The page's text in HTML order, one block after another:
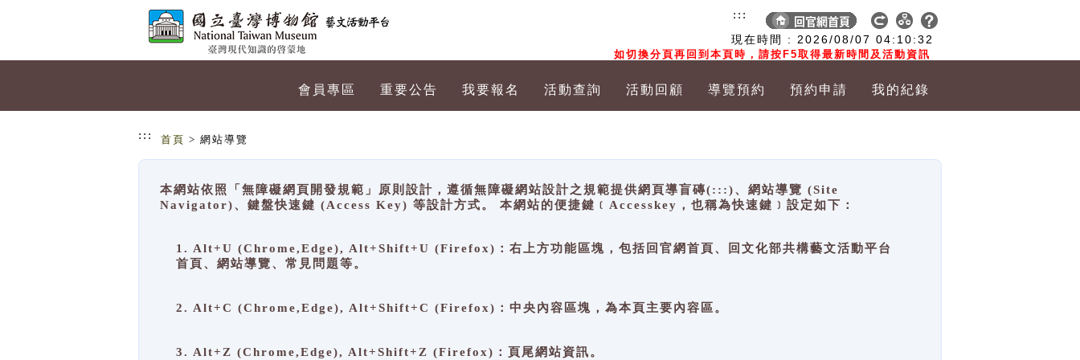
現在時間 : 2026/08/07 04:10:33
如切換分頁再回到本頁時，請按F5取得最新時間及活動資訊
:::
會員專區 重要公告 我要報名 活動查詢 活動回顧 導覽預約 預約申請 我的紀錄
::: 首頁 > 網站導覽
本網站依照「無障礙網頁開發規範」原則設計，遵循無障礙網站設計之規範提供網頁導盲磚(:::)、網站導覽 (Site
Navigator)、鍵盤快速鍵 (Access Key) 等設計方式。 本網站的便捷鍵﹝Accesskey，也稱為快速鍵﹞設定如下：
1. Alt+U (Chrome,Edge), Alt+Shift+U (Firefox)：右上方功能區塊，包括回官網首頁、回文化部共構藝文活動平台
首頁、網站導覽、常見問題等。
2. Alt+C (Chrome,Edge), Alt+Shift+C (Firefox)：中央內容區塊，為本頁主要內容區。
3. Alt+Z (Chrome,Edge), Alt+Shift+Z (Firefox)：頁尾網站資訊。